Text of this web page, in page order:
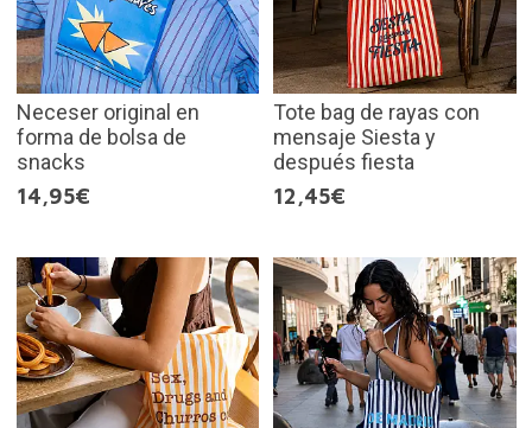
Neceser original en
forma de bolsa de
snacks
14,95€
Tote bag de rayas con
mensaje Siesta y
después fiesta
12,45€